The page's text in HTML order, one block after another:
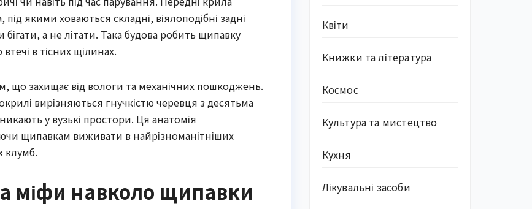
якими ховаються складні, віялоподібні задні
а не літати. Така будова робить щипавку
в тісних щілинах.
що захищає від вологи та механічних пошкоджень.
вирізняються гнучкістю черевця з десятьма
у вузькі простори. Ця анатомія
щипавкам виживати в найрізноманітніших
клумб.
міфи навколо щипавки
Квіти
Книжки та література
Космос
Культура та мистецтво
Кухня
Лікувальні засоби